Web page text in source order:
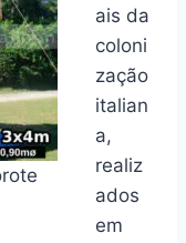
ais da
coloni
zação
italian
a,
realiz
ados
em